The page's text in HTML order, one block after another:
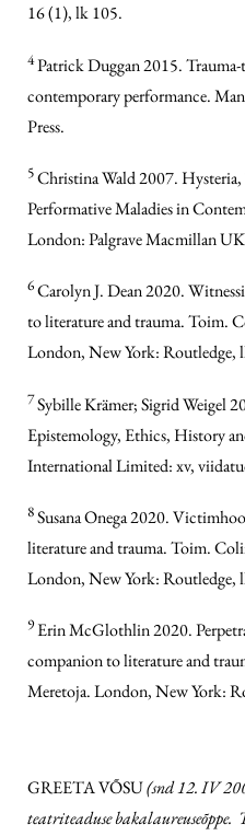
16 (1), lk 105.
4Patrick Duggan 2015.
contemporary performance.
Press.
5Christina Wald 2007.
Performative Maladies in
London: Palgrave Macmillan
6Carolyn J. Dean 2020.
to literature and trauma. Toim.
London, New York: Routledge,
7Sybille Krämer; Sigrid Weigel
Epistemology, Ethics, History
International Limited: xv,
8Susana Onega 2020.
literature and trauma. Toim.
London, New York: Routledge,
9Erin McGlothlin 2020.
companion to literature and
Meretoja. London, New York:
GREETA VÕSU(snd 12. IV
teatriteaduse